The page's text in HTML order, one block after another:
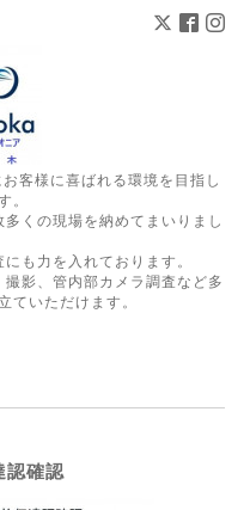
客様に喜ばれる環境を目指し
。
くの現場を納めてまいりまし
も力を入れております。
影、管内部カメラ調査など多
ていただけます。
認確認